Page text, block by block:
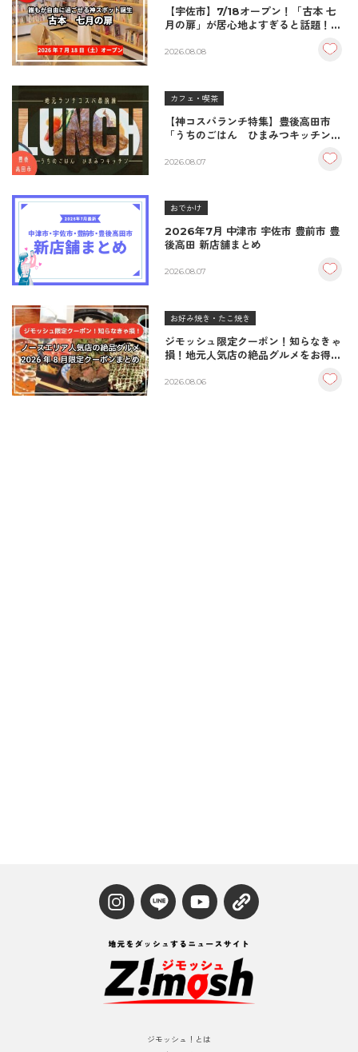
【宇佐市】7/18オープン！「古本 七
月の扉」が居心地よすぎると話題！絶
至福の読書空間
2026.08.08
カフェ・喫茶
【神コスパランチ特集】豊後高田市
「うちのごはん ひまみつキッチン」
＆生姜焼き！
2026.08.07
おでかけ
2026年7月 中津市 宇佐市 豊前市 豊
後高田 新店舗まとめ
2026.08.07
お好み焼き・たこ焼き
ジモッシュ限定クーポン！知らなきゃ
損！地元人気店の絶品グルメをお得に
2026.08.06
ジモッシュ！とは